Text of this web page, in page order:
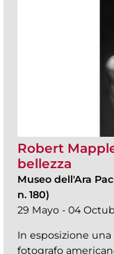
Robert
bellezza
Museo dell'Ara
n. 180)
29 Mayo - 04
In esposizione
fotografo